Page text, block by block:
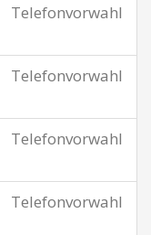
Telefonvorwahl
Telefonvorwahl
Telefonvorwahl
Telefonvorwahl